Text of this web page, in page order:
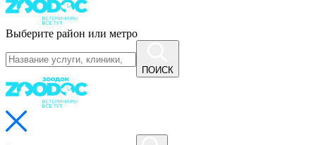
Выберите район или метро
ПОИСК